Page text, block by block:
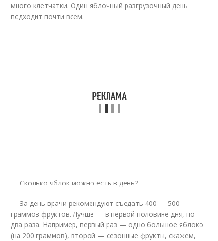
много клетчатки. Один яблочный разгрузочный день
подходит почти всем.
— Сколько яблок можно есть в день?
— За день врачи рекомендуют съедать 400 — 500
граммов фруктов. Лучше — в первой половине дня, по
два раза. Например, первый раз — одно большое яблоко
(на 200 граммов), второй — сезонные фрукты, скажем,